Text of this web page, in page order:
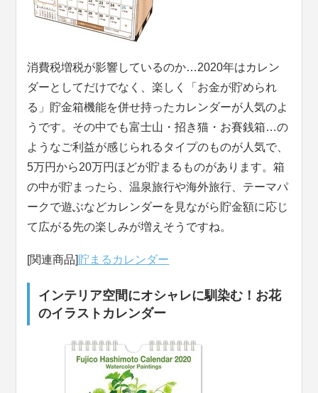
消費税増税が影響しているのか…2020年はカレン
ダーとしてだけでなく、楽しく「お金が貯められ
る」貯金箱機能を併せ持ったカレンダーが人気のよ
うです。その中でも富士山・招き猫・お賽銭箱…の
ようなご利益が感じられるタイプのものが人気で、
5万円から20万円ほどが貯まるものがあります。箱
の中が貯まったら、温泉旅行や海外旅行、テーマパ
ークで遊ぶなどカレンダーを見ながら貯金額に応じ
て広がる先の楽しみが増えそうですね。
[関連商品]貯まるカレンダー
インテリア空間にオシャレに馴染む！お花
のイラストカレンダー